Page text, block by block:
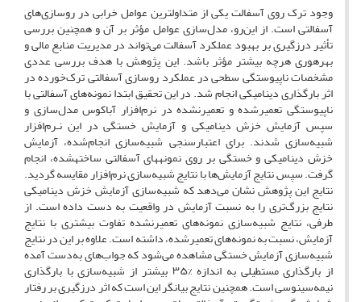
وجود ترک روی آسفالت یکی از متداول­ترین عوامل خرابی در روسازی‌های
آسفالتی است. از این‌رو، مدل‌سازی عوامل مؤثر بر آن و همچنین بررسی
تأثیر درزگیری بر بهبود عملکرد آسفالت می‌تواند در مدیریت منابع مالی و
بهره­وری هرچه بیشتر مؤثر باشد. این پژوهش با هدف بررسی عددی
مشخصات ناپیوستگی سطحی در عملکرد روسازی آسفالتی ترک‌خورده در
اثر بارگذاری دینامیکی انجام شد. در این تحقیق ابتدا نمونه‌های آسفالتی با
ناپیوستگی تعمیرشده و تعمیرنشده در نرم‌افزار آباکوس مدل‌سازی و
سپس آزمایش‌ خزش دینامیکی و آزمایش‌ خستگی در این نـرم‌افزار
شبیه‌سازی شدند. برای اعتبارسنجی شبیه‌سازی انجام‌شده، آزمایش
خزش دینامیکی و خستگی بر روی نمونه­های آسفالتی ساخته­شده، انجام
گرفت. سپس نتایج آزمایش‌ها با نتایج شبیه‌سازی نرم‌افزار مقایسه گردید.
نتایج این پژوهش نشان می‌دهد که شبیه‌سازی آزمایش خزش دینامیکی
نتایج بزرگ‌تری را به نسبت آزمایش در واقعیت به دست داده است. از
طرفی، نتایج شبیه‌سازی نمونه‌های تعمیرنشده تفاوت بیشتری با نتایج
آزمایش، نسبت به نمونه‌های تعمیرشده، داشته است. علاوه بر این در نتایج
شبیه‌سازی آزمایش خستگی مشاهده می‌شود که جواب‌های به‌دست ‌آمده
از بارگذاری مستطیلی به ‌اندازه %۳۵ بیشتر از شبیه‌سازی با بارگذاری
نیمه‌سینوسی است. همچنین نتایج بیانگر این است که اثر درزگیری بر رفتار